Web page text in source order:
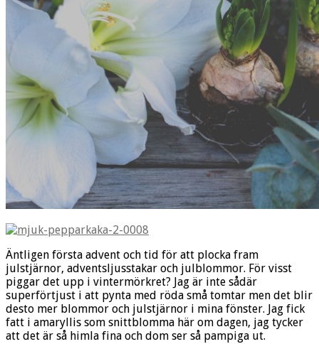
Äntligen första advent och tid för att plocka fram
julstjärnor, adventsljusstakar och julblommor. För visst
piggar det upp i vintermörkret? Jag är inte sådär
superförtjust i att pynta med röda små tomtar men det blir
desto mer blommor och julstjärnor i mina fönster. Jag fick
fatt i amaryllis som snittblomma här om dagen, jag tycker
att det är så himla fina och dom ser så pampiga ut.